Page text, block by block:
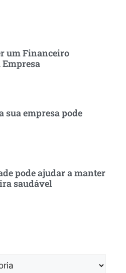
um Financeiro
Empresa
sua empresa pode
pode ajudar a manter
saudável